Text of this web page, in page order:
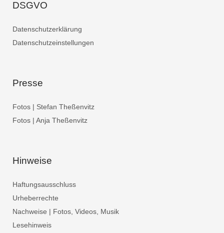
DSGVO
Datenschutzerklärung
Datenschutzeinstellungen
Presse
Fotos | Stefan Theßenvitz
Fotos | Anja Theßenvitz
Hinweise
Haftungsausschluss
Urheberrechte
Nachweise | Fotos, Videos, Musik
Lesehinweis